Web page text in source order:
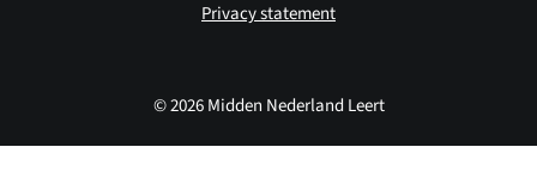
© 2026 Midden Nederland Leert
Privacy statement